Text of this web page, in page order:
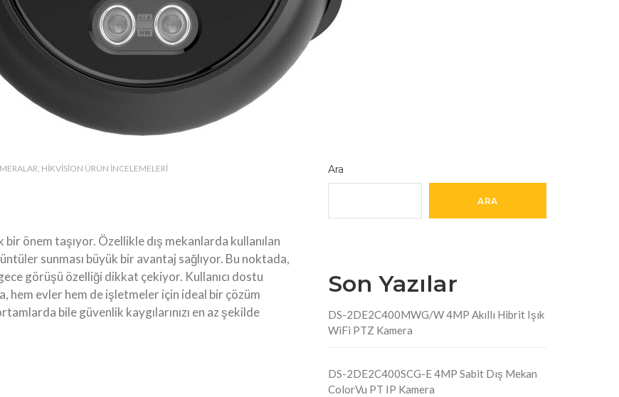
HIKVISION ÜRÜN İNCELEMELERI
önem taşıyor. Özellikle dış mekanlarda kullanılan
sunması büyük bir avantaj sağlıyor. Bu noktada,
görüşü özelliği dikkat çekiyor. Kullanıcı dostu
hem evler hem de işletmeler için ideal bir çözüm
bile güvenlik kaygılarınızı en az şekilde
Ara
ARA
Son Yazılar
DS-2DE2C400MWG/W 4MP Akıllı Hibrit Işık
WiFi PTZ Kamera
DS-2DE2C400SCG-E 4MP Sabit Dış Mekan
ColorVu PT IP Kamera